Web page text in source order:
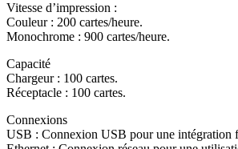
Vitesse d’impression :
Couleur : 200 cartes/heure.
Monochrome : 900 cartes/heure.
Capacité
Chargeur : 100 cartes.
Réceptacle : 100 cartes.
Connexions
USB : Connexion USB pour une intégration